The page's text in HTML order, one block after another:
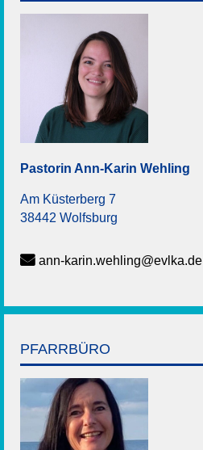
Pastorin Ann-Karin Wehling
Am Küsterberg 7
38442 Wolfsburg
ann-karin.wehling@evlka.de
PFARRBÜRO